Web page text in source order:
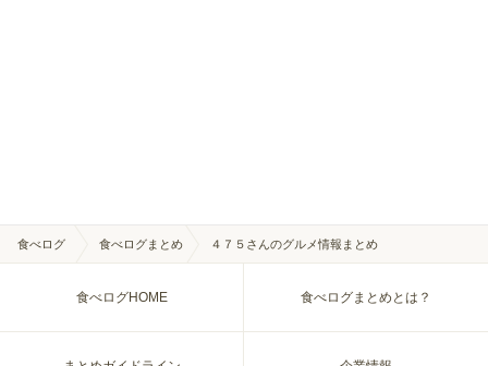
食べログ 食べログまとめ ４７５さんのグルメ情報まとめ
食べログHOME 食べログまとめとは？